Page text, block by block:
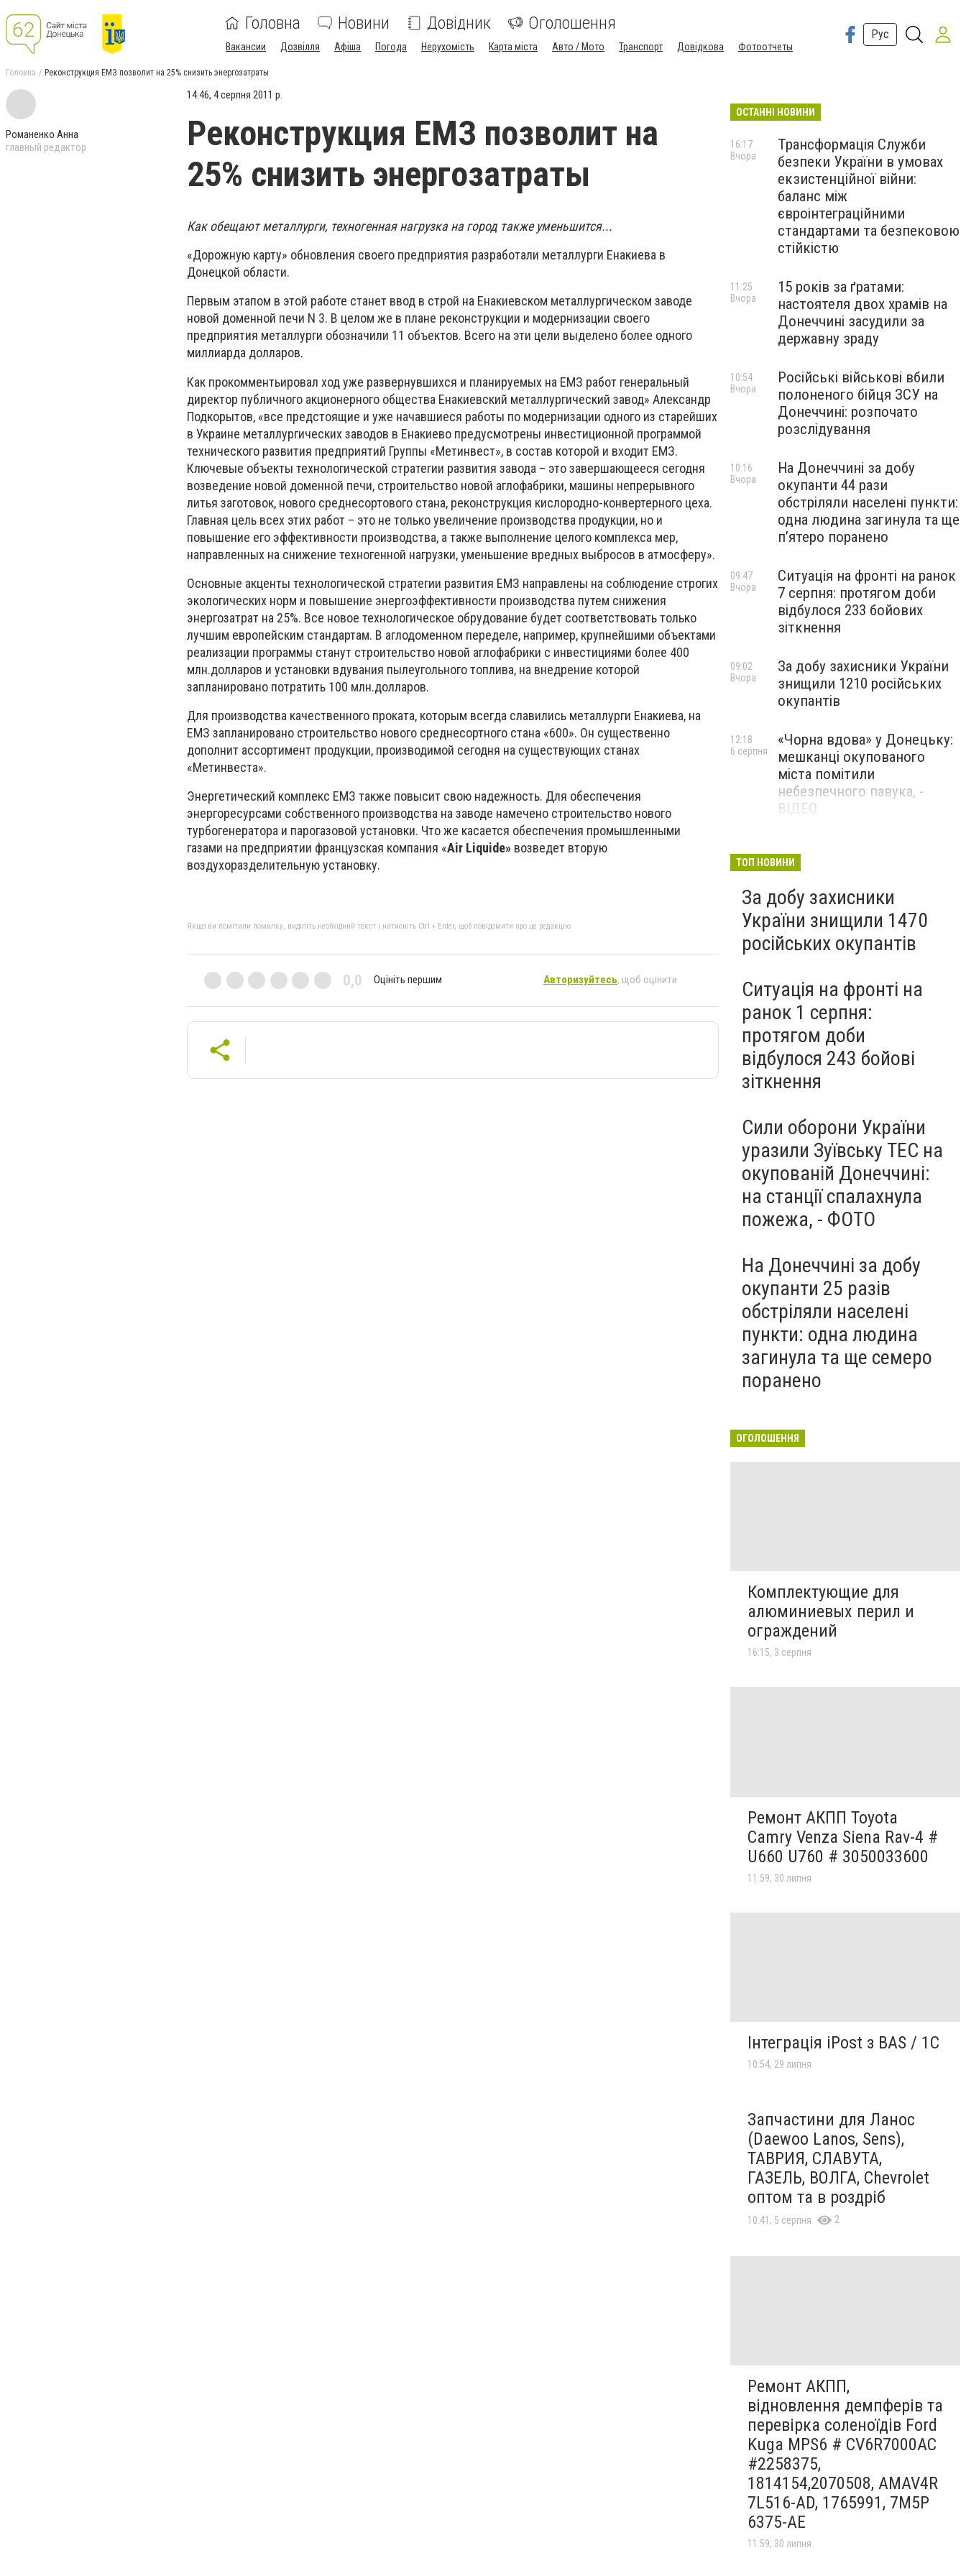
Головна Новини Довідник Оголошення
Вакансии Дозвілля Афіша Погода Нерухомість Карта міста Авто / Мото Транспорт Довідкова Фотоотчеты
Рус
Головна Реконструкция ЕМЗ позволит на 25% снизить энергозатраты
Романенко Анна
главный редактор
14:46, 4 серпня 2011 р.
Реконструкция ЕМЗ позволит на
25% снизить энергозатраты
Как обещают металлурги, техногенная нагрузка на город также уменьшится...
«Дорожную карту» обновления своего предприятия разработали металлурги Енакиева в
Донецкой области.
Первым этапом в этой работе станет ввод в строй на Енакиевском металлургическом заводе
новой доменной печи N 3. В целом же в плане реконструкции и модернизации своего
предприятия металлурги обозначили 11 объектов. Всего на эти цели выделено более одного
миллиарда долларов.
Как прокомментьировал ход уже развернувшихся и планируемых на ЕМЗ работ генеральный
директор публичного акционерного общества Енакиевский металлургический завод» Александр
Подкорытов, «все предстоящие и уже начавшиеся работы по модернизации одного из старейших
в Украине металлургических заводов в Енакиево предусмотрены инвестиционной программой
технического развития предприятий Группы «Метинвест», в состав которой и входит ЕМЗ.
Ключевые объекты технологической стратегии развития завода – это завершающееся сегодня
возведение новой доменной печи, строительство новой аглофабрики, машины непрерывного
литья заготовок, нового среднесортового стана, реконструкция кислородно-конвертерного цеха.
Главная цель всех этих работ – это не только увеличение производства продукции, но и
повышение его эффективности производства, а также выполнение целого комплекса мер,
направленных на снижение техногенной нагрузки, уменьшение вредных выбросов в атмосферу».
Основные акценты технологической стратегии развития ЕМЗ направлены на соблюдение строгих
экологических норм и повышение энергоэффективности производства путем снижения
энергозатрат на 25%. Все новое технологическое обрудование будет соответствовать только
лучшим европейским стандартам. В аглодоменном переделе, например, крупнейшими объектами
реализации программы станут строительство новой аглофабрики с инвестициями более 400
млн.долларов и установки вдувания пылеугольного топлива, на внедрение которой
запланировано потратить 100 млн.долларов.
Для производства качественного проката, которым всегда славились металлурги Енакиева, на
ЕМЗ запланировано строительство нового среднесортного стана «600». Он существенно
дополнит ассортимент продукции, производимой сегодня на существующих станах
«Метинвеста».
Энергетический комплекс ЕМЗ также повысит свою надежность. Для обеспечения
энергоресурсами собственного производства на заводе намечено строительство нового
турбогенератора и парогазовой установки. Что же касается обеспечения промышленными
газами на предприятии французская компания «Air Liquide» возведет вторую
воздухоразделительную установку.
Якщо ви помітили помилку, виділіть необхідний текст і натисніть Ctrl + Enter, щоб повідомити про це редакцію
0,0 Оцініть першим Авторизуйтесь, щоб оцінити
ОСТАННІ НОВИНИ
Трансформація Служби
безпеки України в умовах
екзистенційної війни:
баланс між
євроінтеграційними
стандартами та безпековою
стійкістю
16:17
Вчора
15 років за ґратами:
настоятеля двох храмів на
Донеччині засудили за
державну зраду
11:25
Вчора
Російські військові вбили
полоненого бійця ЗСУ на
Донеччині: розпочато
розслідування
10:54
Вчора
На Донеччині за добу
окупанти 44 рази
обстріляли населені пункти:
одна людина загинула та ще
пʼятеро поранено
10:16
Вчора
Ситуація на фронті на ранок
7 серпня: протягом доби
відбулося 233 бойових
зіткнення
09:47
Вчора
За добу захисники України
знищили 1210 російських
окупантів
09:02
Вчора
«Чорна вдова» у Донецьку:
мешканці окупованого
міста помітили
небезпечного павука, -
ВІДЕО
12:18
6 серпня
засудили до 8 років
метадону
6 серпня
ТОП НОВИНИ
За добу захисники
України знищили 1470
російських окупантів
Ситуація на фронті на
ранок 1 серпня:
протягом доби
відбулося 243 бойові
зіткнення
Сили оборони України
уразили Зуївську ТЕС на
окупованій Донеччині:
на станції спалахнула
пожежа, - ФОТО
На Донеччині за добу
окупанти 25 разів
обстріляли населені
пункти: одна людина
загинула та ще семеро
поранено
ОГОЛОШЕННЯ
Комплектующие для
алюминиевых перил и
ограждений
16:15, 3 серпня
Ремонт АКПП Toyota
Camry Venza Siena Rav-4 #
U660 U760 # 3050033600
11:59, 30 липня
Інтеграція iPost з BAS / 1C
10:54, 29 липня
Запчастини для Ланос
(Daewoo Lanos, Sens),
ТАВРИЯ, СЛАВУТА,
ГАЗЕЛЬ, ВОЛГА, Chevrolet
оптом та в роздріб
10:41, 5 серпня 2
Ремонт АКПП,
відновлення демпферів та
перевірка соленоїдів Ford
Kuga MPS6 # CV6R7000AC
#2258375,
1814154,2070508, AMAV4R
7L516-AD, 1765991, 7M5P
6375-AE
11:59, 30 липня